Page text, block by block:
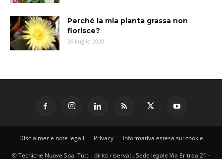
Perché la mia pianta grassa non
fiorisce?
26 Luglio 2020
Disclaimer e note legali Privacy Informativa estesa sui cookie
© Tecniche Nuove Spa. Tutti i diritti riservati. Sede legale Via Eritrea 21 -